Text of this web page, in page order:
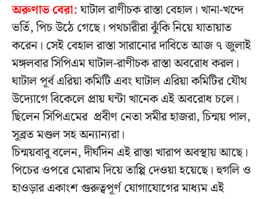
অরুণাভ বেরা:ঘাটাল রাণীচক রাস্তা বেহাল। খানা-খন্দে
ভর্তি, পিচ উঠে গেছে। পথচারীরা ঝুঁকি নিয়ে যাতায়াত
করেন। সেই বেহাল রাস্তা সারানোর দাবিতে আজ ৭ জুলাই
মঙ্গলবার সিপিএম ঘাটাল-রাণীচক রাস্তা অবরোধ করল।
ঘাটাল পূর্ব এরিয়া কমিটি এবং ঘাটাল এরিয়া কমিটির যৌথ
উদ্যোগে বিকেলে প্রায় ঘন্টা খানেক এই অবরোধ চলে।
ছিলেন সিপিএমের প্রবীণ নেতা সমীর হাজরা, চিন্ময় পাল,
সুব্রত মণ্ডল সহ অন্যান্যরা।
চিন্ময়বাবু বলেন, দীর্ঘদিন এই রাস্তা খারাপ অবস্থায় আছে।
পিচের ওপরে মোরাম দিয়ে তাপ্পি দেওয়া হয়েছে। হুগলি ও
হাওড়ার একাংশ গুরুত্বপূর্ণ যোগাযোগের মাধ্যম এই